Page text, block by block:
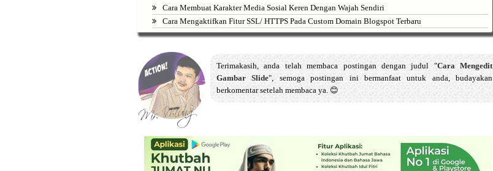
Cara Membuat Karakter Media Sosial Keren Dengan Wajah Sendiri
Cara Mengaktifkan Fitur SSL/ HTTPS Pada Custom Domain Blogspot Terbaru
Terimakasih, anda telah membaca postingan dengan judul "Cara Mengedit
Gambar Slide", semoga postingan ini bermanfaat untuk anda, budayakan
berkomentar setelah membaca ya. 😊